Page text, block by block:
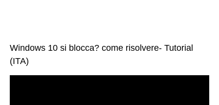
Windows 10 si blocca? come risolvere- Tutorial
(ITA)